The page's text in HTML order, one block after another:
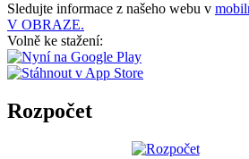
Sledujte informace z našeho webu v
V OBRAZE.
Volně ke stažení:
Rozpočet